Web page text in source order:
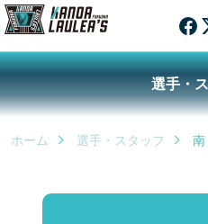
選手・
ホーム 選手・スタッフ